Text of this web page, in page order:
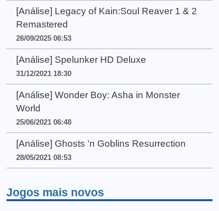
[Análise] Legacy of Kain:Soul Reaver 1 & 2
Remastered
26/09/2025 06:53
[Análise] Spelunker HD Deluxe
31/12/2021 18:30
[Análise] Wonder Boy: Asha in Monster
World
25/06/2021 06:48
[Análise] Ghosts 'n Goblins Resurrection
28/05/2021 08:53
Jogos mais novos